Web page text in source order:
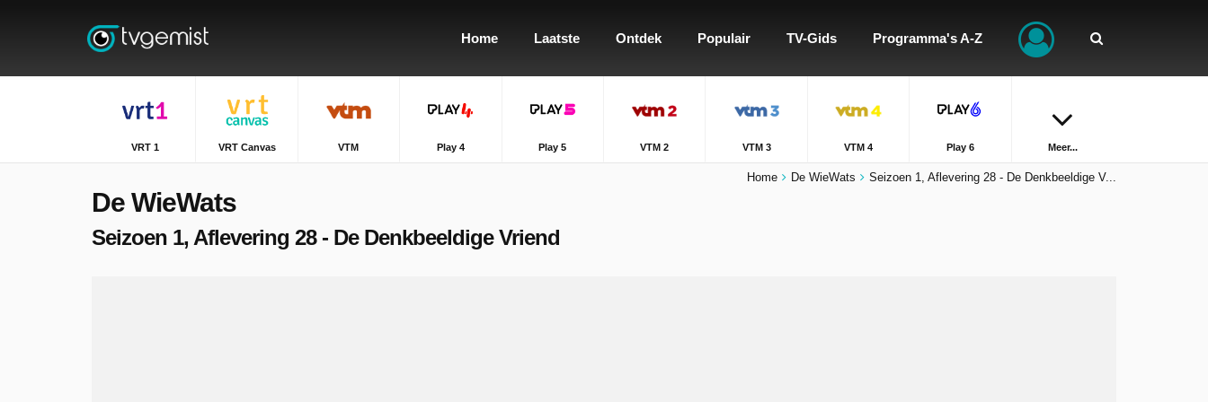
Home Laatste Ontdek Populair TV-Gids Programma's A-Z
VRT 1 VRT Canvas VTM Play 4 Play 5 VTM 2 VTM 3 VTM 4 Play 6 Meer...
Home De WieWats Seizoen 1, Aflevering 28 - De Denkbeeldige V...
De WieWats
Seizoen 1, Aflevering 28 - De Denkbeeldige Vriend